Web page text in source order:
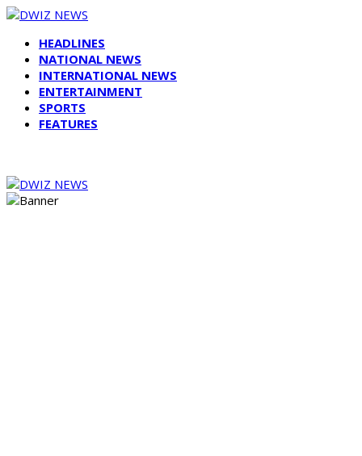
HEADLINES
NATIONAL NEWS
INTERNATIONAL NEWS
ENTERTAINMENT
SPORTS
FEATURES